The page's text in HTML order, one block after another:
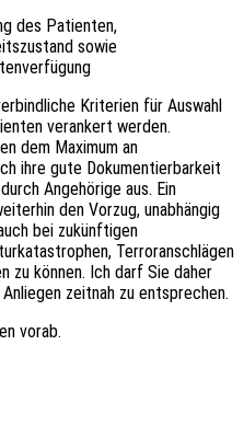
des Patienten,
sowie
Kriterien für Auswahl
verankert werden.
dem Maximum an
ihre gute Dokumentierbarkeit
Angehörige aus. Ein
den Vorzug, unabhängig
bei zukünftigen
Terroranschlägen
zu können. Ich darf Sie daher
zeitnah zu entsprechen.
vorab.